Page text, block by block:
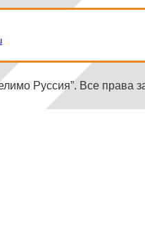
Руссия”. Все права